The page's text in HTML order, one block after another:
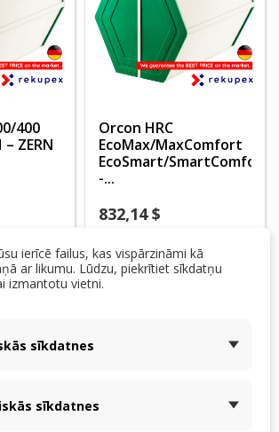
400
– ZERN
Orcon HRC
EcoMax/MaxComfort
EcoSmart/SmartComfort
-...
832,14 $
pasūtījumiem
ierīcē failus, kas vispārzināmi kā
ar likumu. Lūdzu, piekrītiet sīkdatņu
izmantotu vietni.
sīkdatnes
sīkdatnes